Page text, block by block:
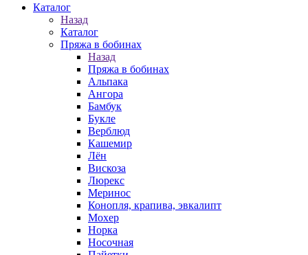
Каталог
Назад
Каталог
Пряжа в бобинах
Назад
Пряжа в бобинах
Альпака
Ангора
Бамбук
Букле
Верблюд
Кашемир
Лён
Вискоза
Люрекс
Меринос
Конопля, крапива, эвкалипт
Мохер
Норка
Носочная